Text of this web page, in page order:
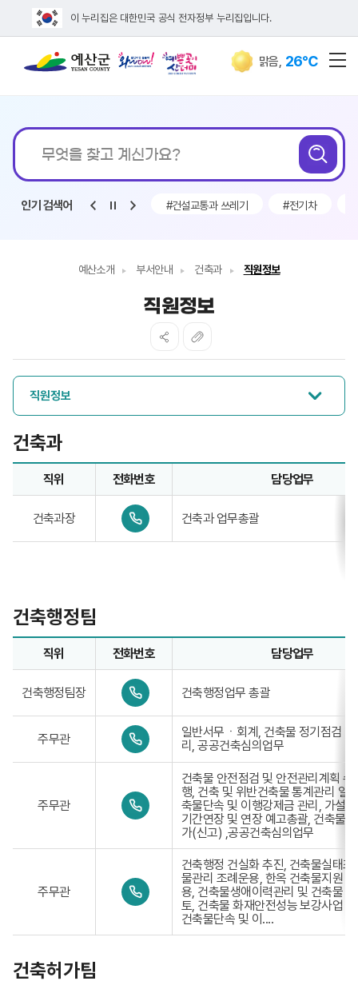
이 누리집은 대한민국 공식 전자정부 누리집입니다.
맑음, 26℃
통합검색
인기 검색어
#욕설폭언 #건설교통과 #건설교통과 쓰레기 #전기차
예산소개 부서안내 건축과 직원정보
직원정보
직원정보
건축과
건축과업무담당자의 정보로 직위, 전화번호, 담당업무를 안내
직위 전화번호 담당업무
건축과장
0
4
1
8
4
0
건축과 업무총괄
건축행정팀
건축행정팀업무담당자의 정보로 직위, 전화번호, 담당업무를
직위 전화번호 담당업무
건축행정팀장
0
4
1
3
9
8
건축행정업무 총괄
주무관
0
4
1
3
9
8
일반서무ㆍ회계, 건축물 정기점검
리, 공공건축심의업무
주무관
0
4
3
-
4
건축물 안전점검 및 안전관리계획 수
행, 건축 및 위반건축물 통계관리 일
축물단속 및 이행강제금 관리, 가설
기간연장 및 연장 예고총괄, 건축물
가(신고) ,공공건축심의업무
주무관
0
4
3
건축행정 건실화 추진, 건축물실태조
물관리 조례운용, 한옥 건축물지원
용, 건축물생애이력관리 및 건축물
토, 건축물 화재안전성능 보강사업
건축물단속 및 이....
건축허가팀